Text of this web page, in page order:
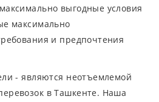
выгодные условия
максимально
и предпочтения
- являются неотъемлемой
в Ташкенте. Наша